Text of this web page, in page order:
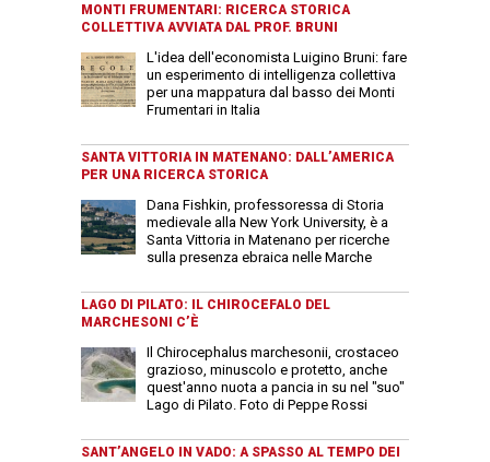
MONTI FRUMENTARI: RICERCA STORICA
COLLETTIVA AVVIATA DAL PROF. BRUNI
L'idea dell'economista Luigino Bruni: fare
un esperimento di intelligenza collettiva
per una mappatura dal basso dei Monti
Frumentari in Italia
SANTA VITTORIA IN MATENANO: DALL’AMERICA
PER UNA RICERCA STORICA
Dana Fishkin, professoressa di Storia
medievale alla New York University, è a
Santa Vittoria in Matenano per ricerche
sulla presenza ebraica nelle Marche
LAGO DI PILATO: IL CHIROCEFALO DEL
MARCHESONI C’È
Il Chirocephalus marchesonii, crostaceo
grazioso, minuscolo e protetto, anche
quest'anno nuota a pancia in su nel "suo"
Lago di Pilato. Foto di Peppe Rossi
SANT’ANGELO IN VADO: A SPASSO AL TEMPO DEI